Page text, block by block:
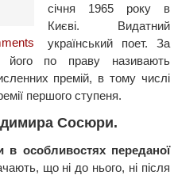
січня 1965 року в
Києві. Видатний
український поет. За
його по праву називають
премій, в тому числі
першого ступеня.
Сосюри.
в особливостях переданої
що ні до нього, ні після